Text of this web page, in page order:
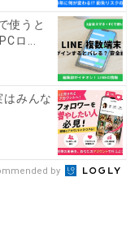
使うと
ロ...
はみんな
by